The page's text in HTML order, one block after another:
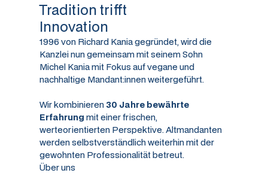
Tradition trifft
Innovation
1996 von Richard Kania gegründet, wird die
Kanzlei nun gemeinsam mit seinem Sohn
Michel Kania mit Fokus auf vegane und
nachhaltige Mandant:innen weitergeführt.
Wir kombinieren30 Jahre bewährte
Erfahrung mit einer frischen,
werteorientierten Perspektive. Altmandanten
werden selbstverständlich weiterhin mit der
gewohnten Professionalität betreut.
Über uns